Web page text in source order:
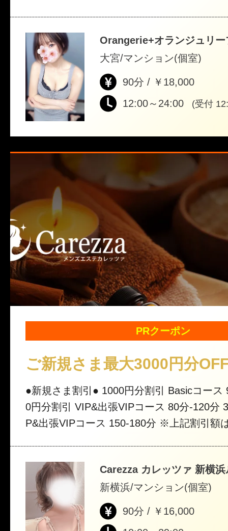
Orangerie+オランジュリー
大宮/マンション(個室)
90分 / ￥18,000
12:00～24:00
(受付
PRクーポン
ご新規さま最大3000円分
●新規さま割引● 1000円分割引 Basicコース 90分-180分 200
0円分割引 VIP&出張VIPコース 80分-120分 3000円分割引 VI
P&出張VIPコース 150-180分 ※上記割引額はオプション割
引適用外のセラピストもいます（セラピス
照）
Carezza カレッツァ 新横浜
新横浜/マンション(個室)
90分 / ￥16,000